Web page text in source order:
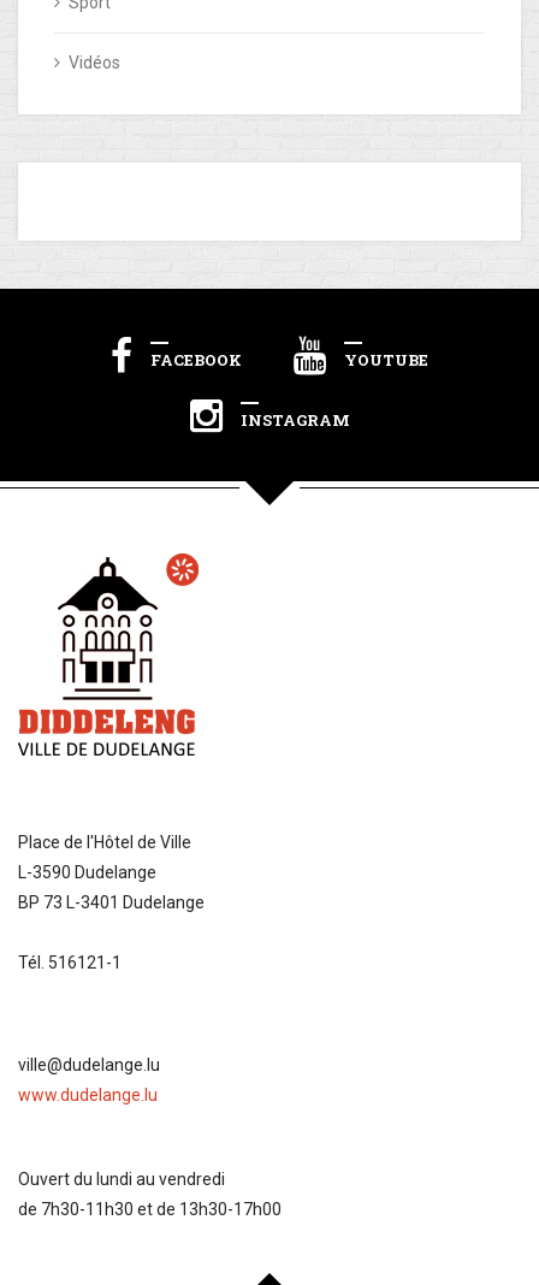
Vidéos
FACEBOOK YOUTUBE
INSTAGRAM
Place de l'Hôtel de Ville
L-3590 Dudelange
BP 73 L-3401 Dudelange
Tél. 516121-1
ville@dudelange.lu
www.dudelange.lu
Ouvert du lundi au vendredi
de 7h30-11h30 et de 13h30-17h00